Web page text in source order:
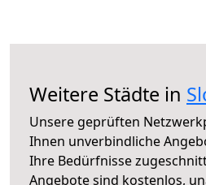
Weitere Städte in
Unsere geprüften
Ihnen unverbindliche
Ihre Bedürfnisse
Angebote sind kostenlos,